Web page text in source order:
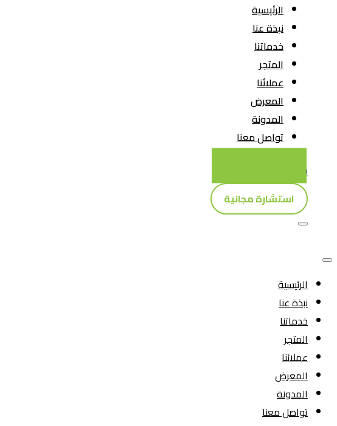
الرئيسية
نبذة عنا
خدماتنا
المتجر
عملائنا
المعرض
المدونة
تواصل معنا
0
استشارة مجانية
الرئيسية
نبذة عنا
خدماتنا
المتجر
عملائنا
المعرض
المدونة
تواصل معنا